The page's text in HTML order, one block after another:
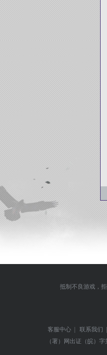
抵制不良游戏，
客服中心 | 联系我们 |
（署）网出证（皖）字